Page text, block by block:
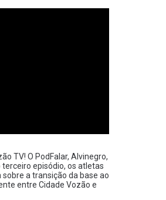
TV! O PodFalar, Alvinegro,
terceiro episódio, os atletas
a transição da base ao
entre Cidade Vozão e